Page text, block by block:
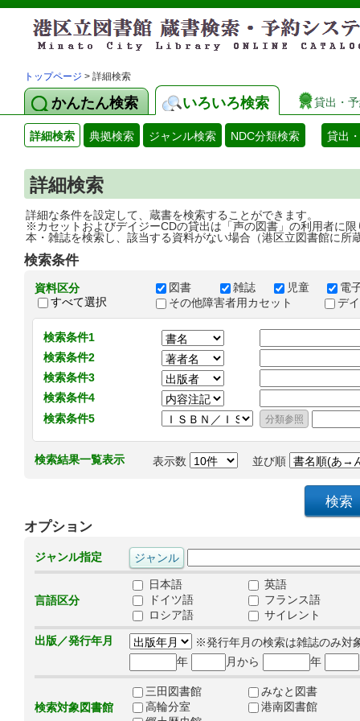
トップページ > 詳細検索
かんたん検索 いろいろ検索 貸出・
詳細検索 典拠検索 ジャンル検索 NDC分類検索 貸出
詳細検索
詳細な条件を設定して、蔵書を検索することができます。
※カセットおよびデイジーCDの貸出は「声の図書」の利用者に限
本・雑誌を検索し、該当する資料がない場合（港区立図書館に所
検索条件
資料区分
すべて選択
図書 雑誌 児童
電
その他障害者用カセット
デ
検索条件1
検索条件2
検索条件3
検索条件4
検索条件5
検索結果一覧表示 表示数 並び順
オプション
ジャンル指定
言語区分
日本語
英語
ドイツ語
フランス語
ロシア語
サイレント
出版／発行年月
※発行年月の検索は雑誌のみ対
年
月から 年
検索対象図書館
三田図書館
みなと図書
高輪分室
港南図書館